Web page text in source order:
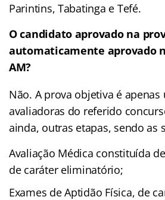
Parintins, Tabatinga e Tefé.
O candidato aprovado na
automaticamente aprovado
AM?
Não. A prova objetiva é
avaliadoras do referido
ainda, outras etapas, sendo as
Avaliação Médica constituída
de caráter eliminatório;
Exames de Aptidão Física, de